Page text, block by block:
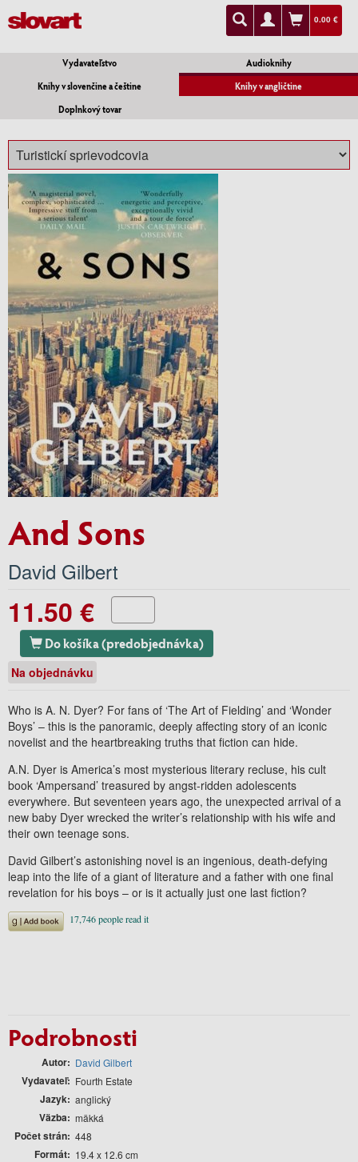
0.00 €
Vydavateľstvo
Audioknihy
Knihy v slovenčine a češtine
Knihy v angličtine
Doplnkový tovar
And Sons
David Gilbert
11.50 €
Do košíka (predobjednávka)
Na objednávku
Who is A. N. Dyer? For fans of ‘The Art of Fielding’ and ‘Wonder
Boys’ – this is the panoramic, deeply affecting story of an iconic
novelist and the heartbreaking truths that fiction can hide.
A.N. Dyer is America’s most mysterious literary recluse, his cult
book ‘Ampersand’ treasured by angst-ridden adolescents
everywhere. But seventeen years ago, the unexpected arrival of a
new baby Dyer wrecked the writer’s relationship with his wife and
their own teenage sons.
David Gilbert’s astonishing novel is an ingenious, death-defying
leap into the life of a giant of literature and a father with one final
revelation for his boys – or is it actually just one last fiction?
Podrobnosti
Autor David Gilbert
Vydavateľ Fourth Estate
Jazyk anglický
Väzba mäkká
Počet strán 448
Formát 19.4 x 12.6 cm